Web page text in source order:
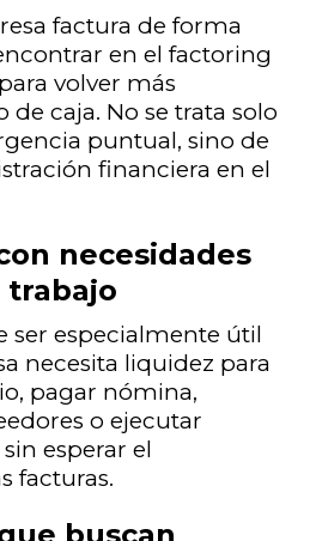
factura de forma
en el factoring
volver más
caja. No se trata solo
puntual, sino de
financiera en el
necesidades
trabajo
ser especialmente útil
necesita liquidez para
pagar nómina,
o ejecutar
esperar el
facturas.